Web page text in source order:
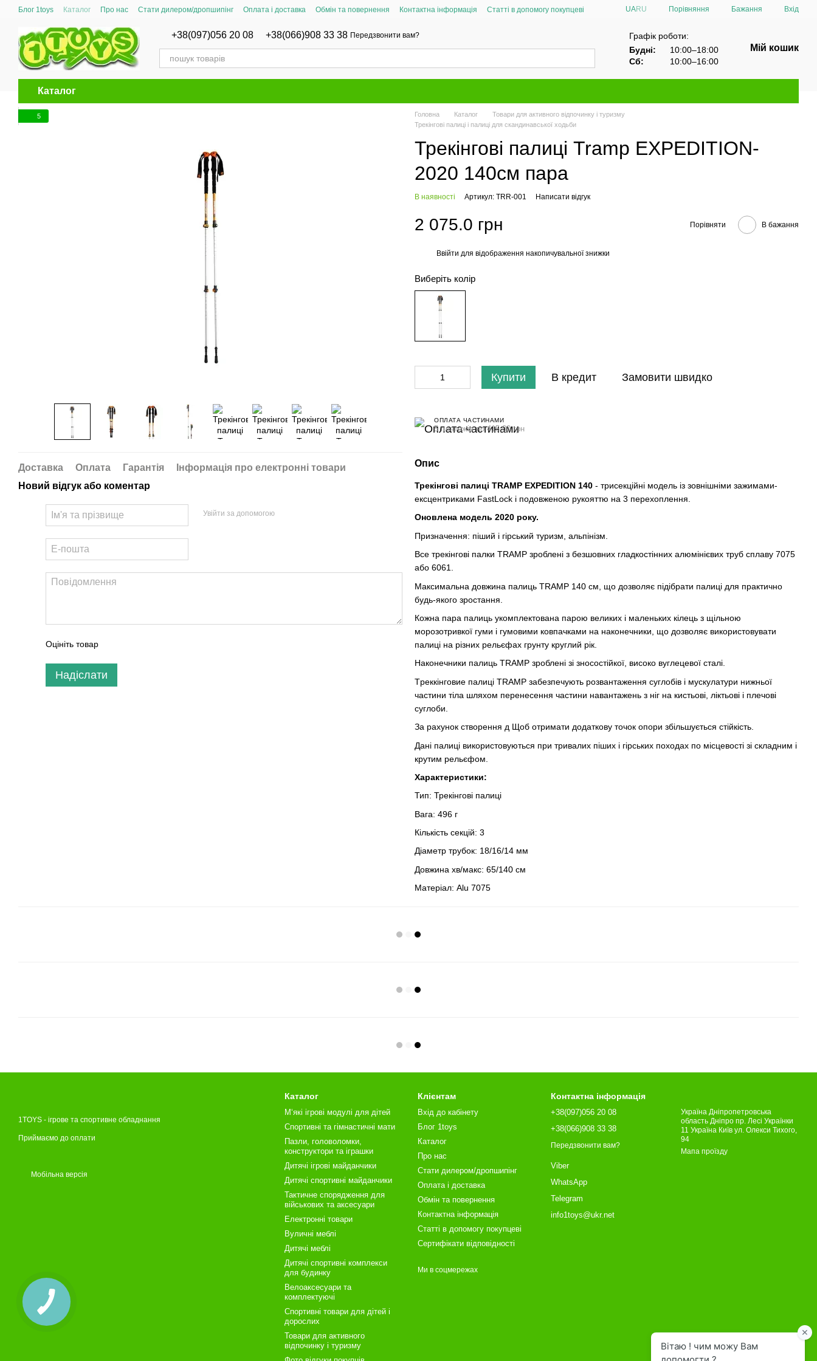
Перейти до основного контенту
Блог 1toys Каталог Про нас Стати дилером/дропшипінг Оплата і доставка Обмін та повернення Контактна інформація
Статті в допомогу покупцеві
UARU Порівняння Бажання Вхід
+38(097)056 20 08 +38(066)908 33 38 Передзвонити вам?
Графік роботи:
Будні:
10:00–18:00
Сб:
10:00–16:00
Мій кошик
Каталог
5
Доставка Оплата Гарантія
Інформація про електронні товари
Новий відгук або коментар
Увійти за допомогою
Оцініть товар
Надіслати
Головна Каталог
Товари для активного відпочинку і туризму
Трекінгові палиці і палиці для скандинавської ходьби
Трекінгові палиці Tramp EXPEDITION-
2020 140cм пара
В наявності Артикул: TRR-001 Написати відгук
2 075.0 грн Порівняти В бажання
Ввійти для відображення накопичувальної знижки
Виберіть колір
Купити В кредит Замовити швидко
ОПЛАТА ЧАСТИНАМИ
5 платежів по 415.00 грн
Опис
Трекінгові палиці TRAMP EXPEDITION 140 - трисекційні модель із зовнішніми зажимами-
ексцентриками FastLock і подовженою рукояттю на 3 перехоплення.
Оновлена модель 2020 року.
Призначення: піший і гірський туризм, альпінізм.
Все трекінгові палки TRAMP зроблені з безшовних гладкостінних алюмінієвих труб сплаву 7075
або 6061.
Максимальна довжина палиць TRAMP 140 см, що дозволяє підібрати палиці для практично
будь-якого зростання.
Кожна пара палиць укомплектована парою великих і маленьких кілець з щільною
морозотривкої гуми і гумовими ковпачками на наконечники, що дозволяє використовувати
палиці на різних рельєфах грунту круглий рік.
Наконечники палиць TRAMP зроблені зі зносостійкої, високо вуглецевої сталі.
Tреккінговие палиці TRAMP забезпечують розвантаження суглобів і мускулатури нижньої
частини тіла шляхом перенесення частини навантажень з ніг на кистьові, ліктьові і плечові
суглоби.
За рахунок створення д Щоб отримати додаткову точок опори збільшується стійкість.
Дані палиці використовуються при тривалих піших і гірських походах по місцевості зі складним і
крутим рельєфом.
Характеристики:
Тип: Трекінгові палиці
Вага: 496 г
Кількість секцій: 3
Діаметр трубок: 18/16/14 мм
Довжина хв/макс: 65/140 см
Матеріал: Alu 7075
1TOYS - ігрове та спортивне обладнання
Приймаємо до оплати
Мобільна версія
Каталог
М‘які ігрові модулі для дітей
Спортивні та гімнастичні мати
Пазли, головоломки,
конструктори та іграшки
Дитячі ігрові майданчики
Дитячі спортивні майданчики
Тактичне спорядження для
військових та аксесуари
Електронні товари
Вуличні меблі
Дитячі меблі
Дитячі спортивні комплекси
для будинку
Велоаксесуари та
комплектуючі
Спортивні товари для дітей і
дорослих
Товари для активного
відпочинку і туризму
Клієнтам
Вхід до кабінету
Блог 1toys
Каталог
Про нас
Стати дилером/дропшипінг
Оплата і доставка
Обмін та повернення
Контактна інформація
Статті в допомогу покупцеві
Сертифікати відповідності
Ми в соцмережах
Контактна інформація
+38(097)056 20 08
+38(066)908 33 38
Передзвонити вам?
Viber
WhatsApp
Telegram
info1toys@ukr.net
Україна Дніпропетровська
область Дніпро пр. Лесі Українки
11 Україна Київ ул. Олекси Тихого,
94
Мапа проїзду